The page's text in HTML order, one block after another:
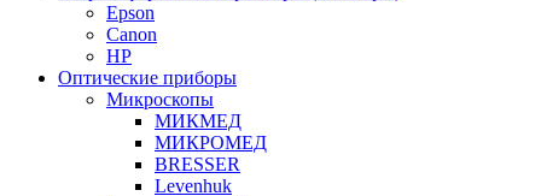
Epson
Canon
HP
Оптические приборы
Микроскопы
МИКМЕД
МИКРОМЕД
BRESSER
Levenhuk